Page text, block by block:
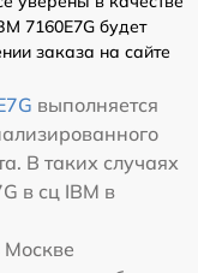
7160E7G будет
заказа на сайте
выполняется
В таких случаях
в сц IBM в
Москве